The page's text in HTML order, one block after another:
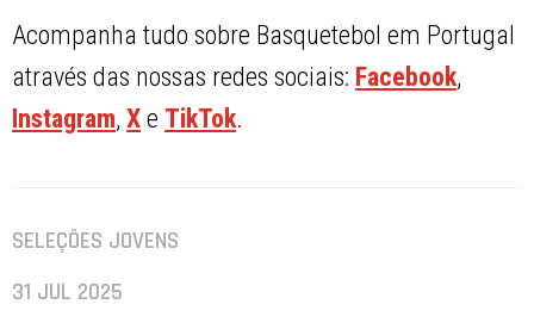
Acompanha tudo sobre Basquetebol em Portugal
através das nossas redes sociais: Facebook,
Instagram,X e TikTok.
SELEÇÕES JOVENS
31 JUL 2025